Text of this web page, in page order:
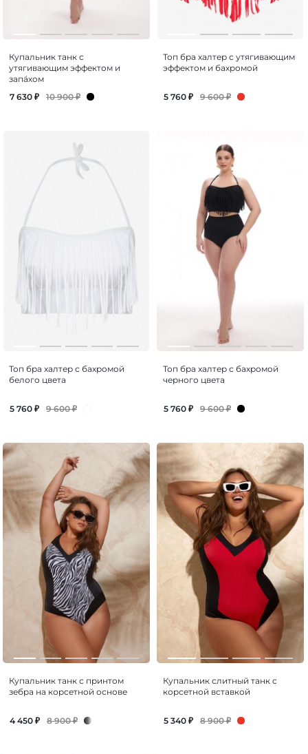
Купальник танк с
утягивающим эффектом и
запа́хом
7 630 ₽ 10 900₽
Топ бра халтер с утягивающим
эффектом и бахромой
5 760 ₽ 9 600₽
Топ бра халтер с бахромой
белого цвета
5 760 ₽ 9 600₽
Топ бра халтер с бахромой
черного цвета
5 760 ₽ 9 600₽
Купальник танк с принтом
зебра на корсетной основе
4 450 ₽ 8 900₽
Купальник слитный танк с
корсетной вставкой
5 340 ₽ 8 900₽